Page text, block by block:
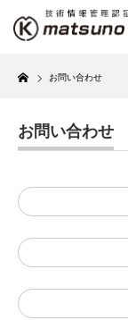
Home
お問い合わせ
お問い合わせ